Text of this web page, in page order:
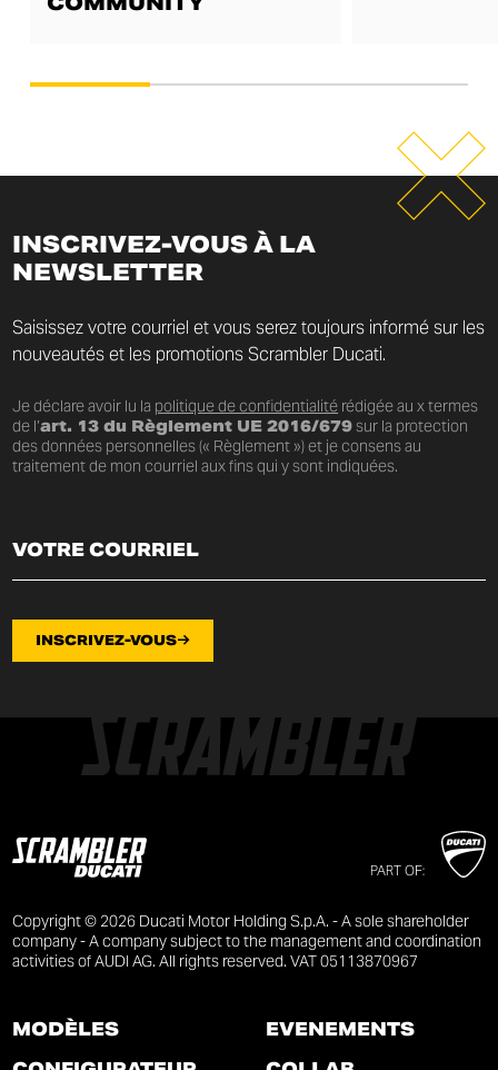
INSCRIVEZ-VOUS À LA
NEWSLETTER
Saisissez votre courriel et vous serez toujours informé sur les
nouveautés et les promotions Scrambler Ducati.
Je déclare avoir lu la politique de confidentialité rédigée au x termes
de l’art. 13 du Règlement UE 2016/679sur la protection
des données personnelles (« Règlement ») et je consens au
traitement de mon courriel aux fins qui y sont indiquées.
INSCRIVEZ-VOUS
PART OF:
Copyright © 2026 Ducati Motor Holding S.p.A. - A sole shareholder
company - A company subject to the management and coordination
activities of AUDI AG. All rights reserved. VAT 05113870967
MODÈLES
ÉVÉNEMENTS